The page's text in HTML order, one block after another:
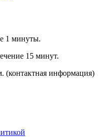
1 минуты.
15 минут.
(контактная информация)